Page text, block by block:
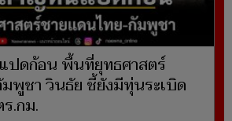
ดก้อน พื้นที่ยุทธศาสตร์
พูชา วินธัย ชี้ยังมีทุ่นระเบิด
.กม.